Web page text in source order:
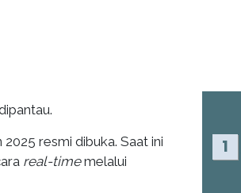
resmi dibuka. Saat ini
real-timemelalui